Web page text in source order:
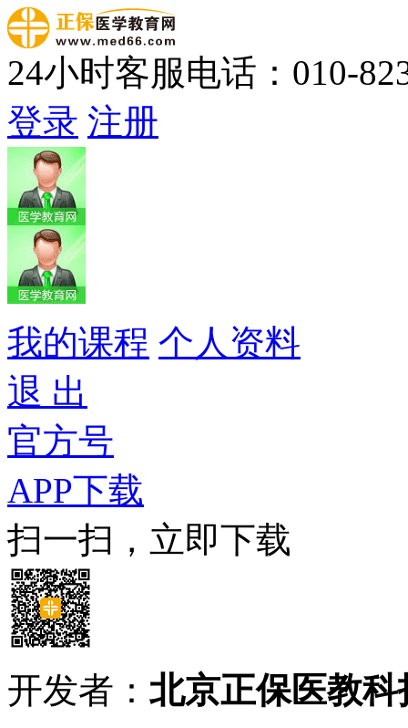
24小时客服电话：010-
登录 注册
我的课程 个人资料
退 出
官方号
APP下载
扫一扫，立即下载
开发者： 北京正保医教